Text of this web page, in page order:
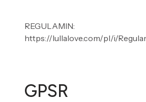
REGULAMIN:
https://lullalove.com/pl/i/
GPSR